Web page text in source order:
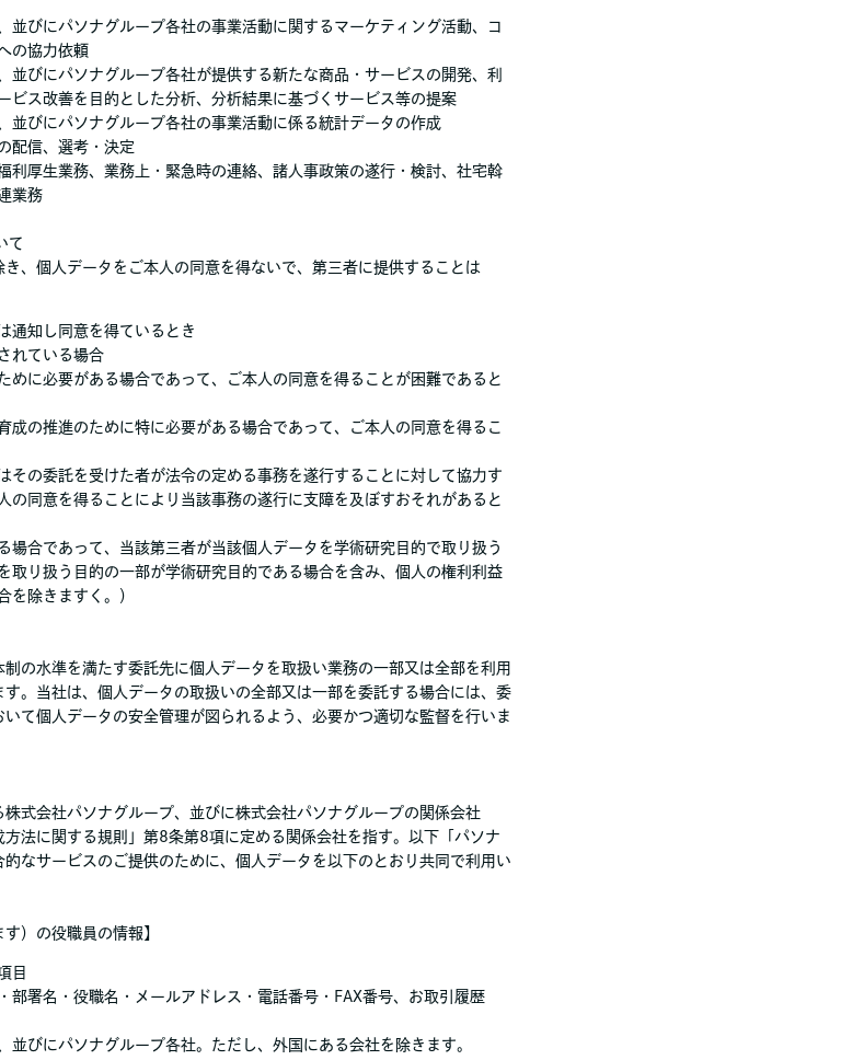
並びにパソナグループ各社の事業活動に関するマーケティング活動、コ
の協力依頼
並びにパソナグループ各社が提供する新たな商品・サービスの開発、利
ビス改善を目的とした分析、分析結果に基づくサービス等の提案
並びにパソナグループ各社の事業活動に係る統計データの作成
配信、選考・決定
利厚生業務、業務上・緊急時の連絡、諸人事政策の遂行・検討、社宅斡
業務
て
、個人データをご本人の同意を得ないで、第三者に提供することは
通知し同意を得ているとき
れている場合
めに必要がある場合であって、ご本人の同意を得ることが困難であると
成の推進のために特に必要がある場合であって、ご本人の同意を得るこ
その委託を受けた者が法令の定める事務を遂行することに対して協力す
の同意を得ることにより当該事務の遂行に支障を及ぼすおそれがあると
場合であって、当該第三者が当該個人データを学術研究目的で取り扱う
取り扱う目的の一部が学術研究目的である場合を含み、個人の権利利益
を除きますく。）
の水準を満たす委託先に個人データを取扱い業務の一部又は全部を利用
。当社は、個人データの取扱いの全部又は一部を委託する場合には、委
て個人データの安全管理が図られるよう、必要かつ適切な監督を行いま
式会社パソナグループ、並びに株式会社パソナグループの関係会社
方法に関する規則」第8条第8項に定める関係会社を指す。以下「パソナ
なサービスのご提供のために、個人データを以下のとおり共同で利用い
）の役職員の情報】
目
部署名・役職名・メールアドレス・電話番号・FAX番号、お取引履歴
並びにパソナグループ各社。ただし、外国にある会社を除きます。